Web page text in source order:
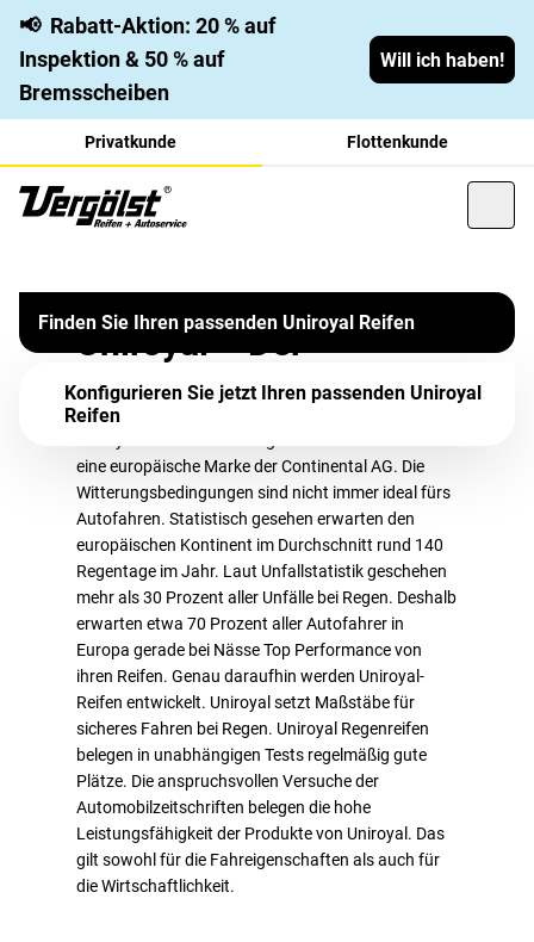
📢 Rabatt-Aktion: 20 % auf
Inspektion & 50 % auf
Bremsscheiben
Will ich haben!
Privatkunde Flottenkunde
Uniroyal Reifen - Ihr
verlässlicher Begleiter bei
Nässe
Seit jeher ist der Fokus der Marke Uniroyal das sichere
Fahren auf nassem Untergrund. Aus der Firma, die zu
Beginn noch ein eigenständiges Unternehmen war, ist
AG geworden. Heute profitiert die Marke von ihrer
Kautschuk ebenso wie von der internationalen Orientierung
des Continental-Konzerns. Ihr besonderes Markenzeichen:
die Shark Skin Technologie, die jeden Reifen zu einem
echten Nässe-Experten macht.
Finden Sie Ihren passenden Uniroyal Reifen
Konfigurieren Sie jetzt Ihren passenden Uniroyal
Reifen
Uniroyal – Der
Regenreifen
eine europäische Marke der Continental AG. Die
Witterungsbedingungen sind nicht immer ideal fürs
Autofahren. Statistisch gesehen erwarten den
europäischen Kontinent im Durchschnitt rund 140
Regentage im Jahr. Laut Unfallstatistik geschehen
mehr als 30 Prozent aller Unfälle bei Regen. Deshalb
erwarten etwa 70 Prozent aller Autofahrer in
Europa gerade bei Nässe Top Performance von
ihren Reifen. Genau daraufhin werden Uniroyal-
Reifen entwickelt. Uniroyal setzt Maßstäbe für
sicheres Fahren bei Regen. Uniroyal Regenreifen
belegen in unabhängigen Tests regelmäßig gute
Plätze. Die anspruchsvollen Versuche der
Automobilzeitschriften belegen die hohe
Leistungsfähigkeit der Produkte von Uniroyal. Das
gilt sowohl für die Fahreigenschaften als auch für
die Wirtschaftlichkeit.